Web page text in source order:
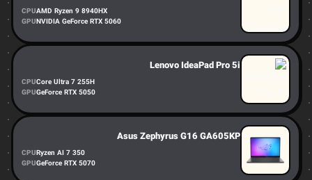
CPUAMD Ryzen 9 8940HX
GPUNVIDIA GeForce RTX 5060
Lenovo IdeaPad Pro 5i
CPUCore Ultra 7 255H
GPUGeForce RTX 5050
Asus Zephyrus G16 GA605KP
CPURyzen AI 7 350
GPUGeForce RTX 5070